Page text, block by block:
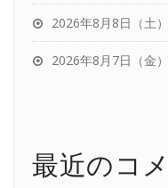
2026年8月8日（土
2026年8月7日（金
最近のコ